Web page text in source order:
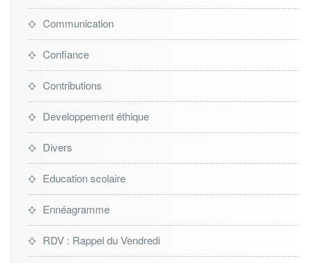
Communication
Confiance
Contributions
Developpement éthique
Divers
Education scolaire
Ennéagramme
RDV : Rappel du Vendredi